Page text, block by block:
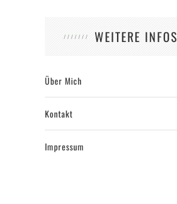
WEITERE INFOS
Über Mich
Kontakt
Impressum